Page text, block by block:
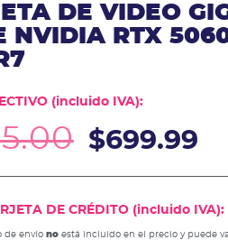
DE VIDEO
NVIDIA RTX
(incluido IVA):
$699.99
DE CRÉDITO (incluido IVA):
de envío noestá incluido en el precio y puede